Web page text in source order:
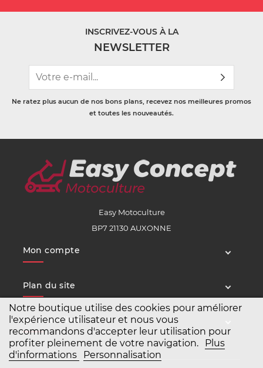
Notre boutique utilise des cookies pour améliorer
l'expérience utilisateur et nous vous
recommandons d'accepter leur utilisation pour
profiter pleinement de votre navigation.
Plus
d'informations
Personnalisation
INSCRIVEZ-VOUS À LA
NEWSLETTER
Ne ratez plus aucun de nos bons plans, recevez nos meilleures promos
et toutes les nouveautés.
Easy Motoculture
BP7 21130 AUXONNE
Mon compte
Plan du site
Service client